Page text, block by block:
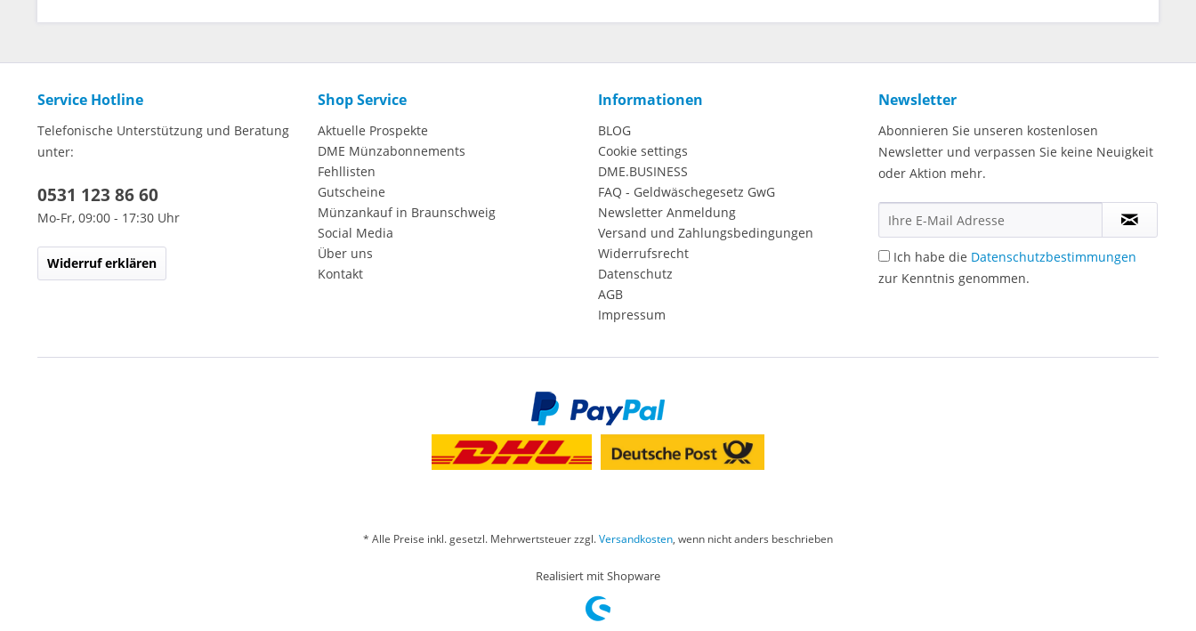
Service Hotline
Telefonische Unterstützung und Beratung
unter:
0531 123 86 60
Mo-Fr, 09:00 - 17:30 Uhr
Widerruf erklären
Shop Service
Aktuelle Prospekte
DME Münzabonnements
Fehllisten
Gutscheine
Münzankauf in Braunschweig
Social Media
Über uns
Kontakt
Informationen
BLOG
Cookie settings
DME.BUSINESS
FAQ - Geldwäschegesetz GwG
Newsletter Anmeldung
Versand und Zahlungsbedingungen
Widerrufsrecht
Datenschutz
AGB
Impressum
Newsletter
Abonnieren Sie unseren kostenlosen
Newsletter und verpassen Sie keine Neuigkeit
oder Aktion mehr.
Ich habe die Datenschutzbestimmungen
zur Kenntnis genommen.
* Alle Preise inkl. gesetzl. Mehrwertsteuer zzgl.Versandkosten, wenn nicht anders beschrieben
Realisiert mit Shopware